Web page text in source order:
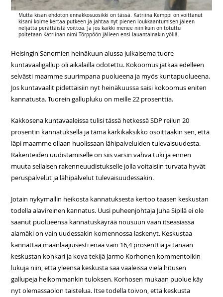
Mutta kisan ehdoton ennakkosuosikki on tässä. Katriina Kemppi on voittanut
kisani kolme kertaa putkeen ja jahtaa nyt pienen loukkaantumisen jäleen
neljättä perättäistä voittoa. Ja jos kaikki menee niin kuin on totuttu
poltetaan Katriinan nimi Törppöön jälleen ensi lauantainakin yöllä.
Helsingin Sanomien heinäkuun alussa julkaisema tuore
kuntavaaligallup oli aikalailla odotettu. Kokoomus jatkaa edelleen
selvästi maamme suurimpana puolueena ja myös kuntapuolueena.
Jos kuntavaalit pidettäisiin nyt heinäkuussa saisi kokoomus eniten
kannatusta. Tuorein gallupluku on meille 22 prosenttia.
Kakkosena kuntavaaleissa tulisi tässä hetkessä SDP reilun 20
prosentin kannatuksella ja tämä kärkikaksikko osoittaakin sen, että
läpi maamme ollaan huolissaan lähipalveluiden tulevaisuudesta.
Rakenteiden uudistamiselle on siis varsin vahva tuki ja ennen
muuta sellaisen rakenneuudistukselle jolla voitaisiin turvata hyvät
peruspalvelut ja lähipalvelut tulevaisuudessakin.
Jotain nykymallin heikosta kannatuksesta kertoo taasen keskustan
todella alavireinen kannatus. Uusi puheenjohtaja Juha Sipilä ei ole
saanut puolueensa kannatuskäyrää nousuun vaan itseasiassa
alamäki on vain uudessakin komennossa laskenyt. Keskustaa
kannattaa maanlaajuisesti enää vain 16,4 prosenttia ja tänään
keskustan konkari ja kova tekijä Jarmo Korhonen kommentoikin
lukuja niin, että yleensä keskusta saa vaaleissa vielä hitusen
gallupeja heikommankin tuloksen. Korhosen mukaan puolue käy
nyt olemassaolon taistelua. Itse todella toivon, että keskusta